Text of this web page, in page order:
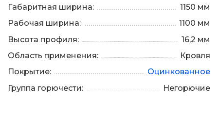
Габаритная ширина:
1150 мм
Рабочая ширина:
1100 мм
Высота профиля:
16,2 мм
Область применения:
Кровля
Покрытие:
Оцинкованное
Группа горючести:
Негорючие